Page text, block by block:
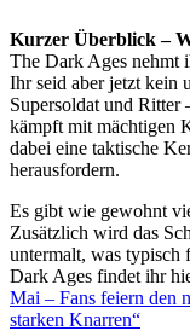
Kurzer Überblick –
The Dark Ages nehmt
Ihr seid aber jetzt kein
Supersoldat und Ritter
kämpft mit mächtigen
dabei eine taktische
herausfordern.
Es gibt wie gewohnt
Zusätzlich wird das
untermalt, was
Dark Ages findet ihr
Mai – Fans feiern den
starken Knarren“